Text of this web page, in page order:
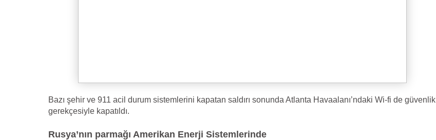
Bazı şehir ve 911 acil durum sistemlerini kapatan saldırı sonunda Atlanta Havaalanı’ndaki Wi-fi de güvenlik
gerekçesiyle kapatıldı.
Rusya’nın parmağı Amerikan Enerji Sistemlerinde